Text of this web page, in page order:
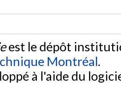
est le dépôt
Montréal.
à l'aide du